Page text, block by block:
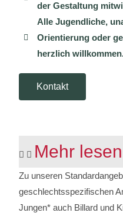
der Gestaltung
Alle Jugendliche,
Orientierung oder
herzlich
Kontakt
Mehr
Zu unseren
geschlechtsspezifischen
Jungen* auch Billard und